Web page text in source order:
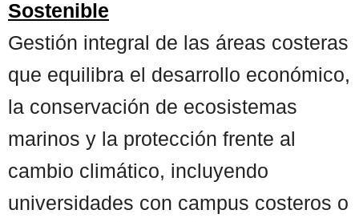
Sostenible
Gestión integral de las áreas costeras
que equilibra el desarrollo económico,
la conservación de ecosistemas
marinos y la protección frente al
cambio climático, incluyendo
universidades con campus costeros o